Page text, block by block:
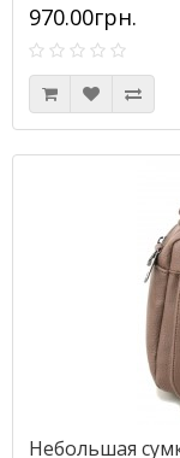
970.00грн.
Небольшая